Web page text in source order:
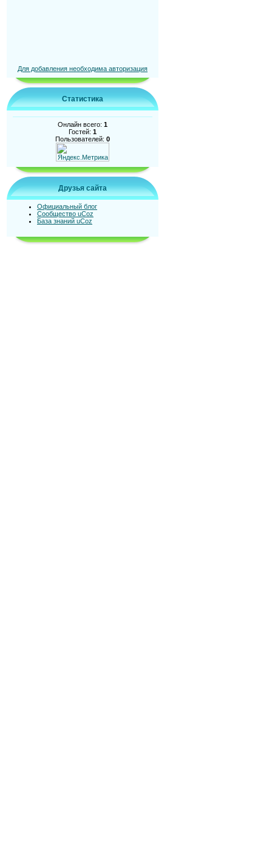
Для добавления необходима авторизация
Статистика
Онлайн всего: 1
Гостей: 1
Пользователей: 0
Друзья сайта
Официальный блог
Сообщество uCoz
База знаний uCoz